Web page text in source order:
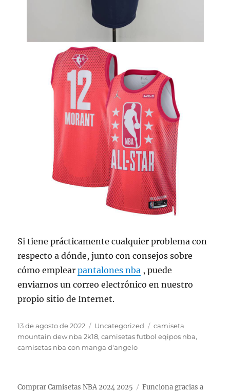
Si tiene prácticamente cualquier problema con
respecto a dónde, junto con consejos sobre
cómo emplearpantalones nba , puede
enviarnos un correo electrónico en nuestro
propio sitio de Internet.
Publicado
el
13 de agosto de 2022 Categorías
Uncategorized Etiquetas
camiseta
mountain dew nba 2k18,camisetas futbol eqipos nba,
camisetas nba con manga d'angelo
Comprar Camisetas NBA 2024 2025 Funciona gracias a